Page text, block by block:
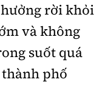
rời khỏi
và không
suốt quá
phố